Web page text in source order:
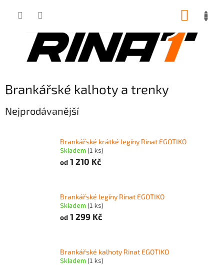
Brankářské kalhoty a trenky
Nejprodávanější
Brankářské krátké legíny Rinat EGOTIKO
Skladem (1 ks)
od 1 210 Kč
Brankářské legíny Rinat EGOTIKO
Skladem (1 ks)
od 1 299 Kč
Brankářské kalhoty Rinat EGOTIKO
Skladem (1 ks)